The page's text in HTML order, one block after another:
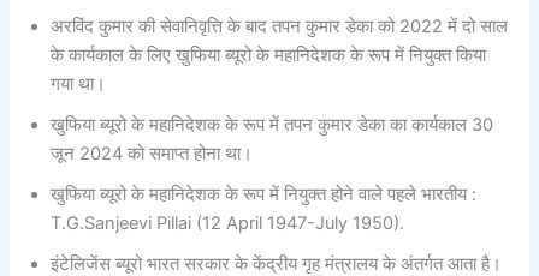
अरविंद कुमार की सेवानिवृत्ति के बाद तपन कुमार डेका को 2022 में दो साल
के कार्यकाल के लिए खुफिया ब्यूरो के महानिदेशक के रूप में नियुक्त किया
गया था।
खुफिया ब्यूरो के महानिदेशक के रूप में तपन कुमार डेका का कार्यकाल 30
जून 2024 को समाप्त होना था।
खुफिया ब्यूरो के महानिदेशक के रूप में नियुक्त होने वाले पहले भारतीय :
T.G.Sanjeevi Pillai (12 April 1947-July 1950).
इंटेलिजेंस ब्यूरो भारत सरकार के केंद्रीय गृह मंत्रालय के अंतर्गत आता है।